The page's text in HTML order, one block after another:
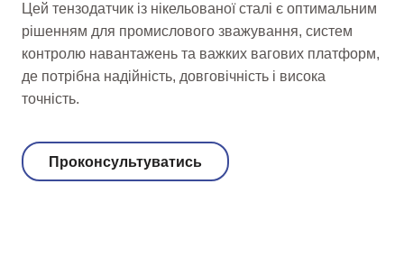
Цей тензодатчик із нікельованої сталі є оптимальним
рішенням для промислового зважування, систем
контролю навантажень та важких вагових платформ,
де потрібна надійність, довговічність і висока
точність.
Проконсультуватись